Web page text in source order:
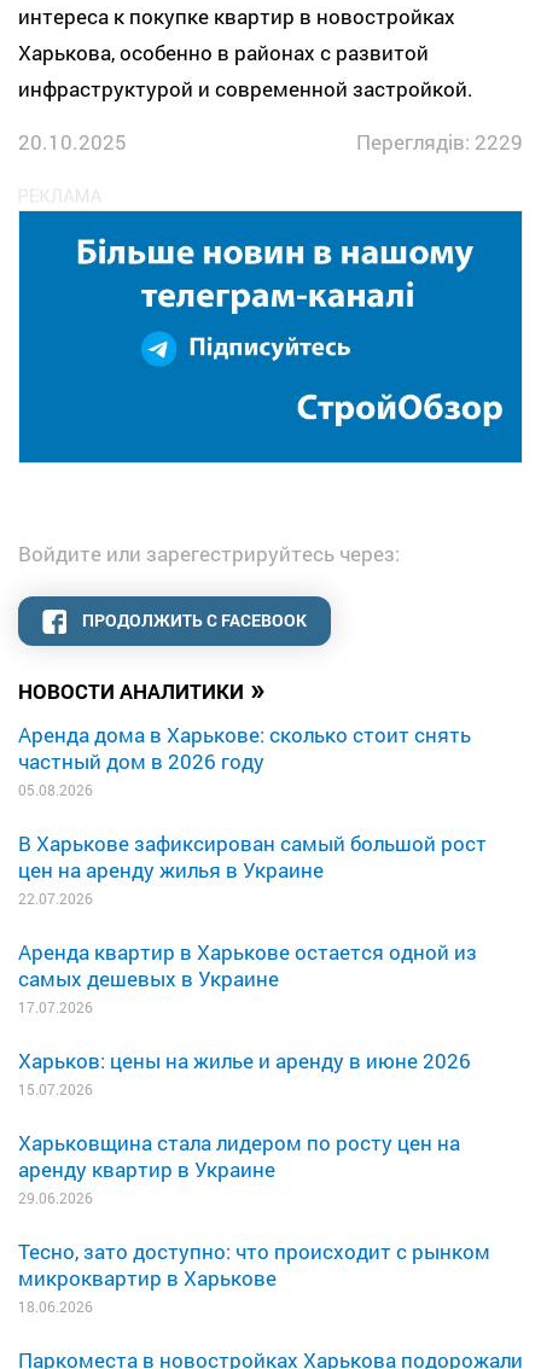
НОВОСТИ АНАЛИТИКИ »
Аренда дома в Харькове: сколько стоит снять
частный дом в 2026 году
05.08.2026
В Харькове зафиксирован самый большой рост
цен на аренду жилья в Украине
22.07.2026
Аренда квартир в Харькове остается одной из
самых дешевых в Украине
17.07.2026
Харьков: цены на жилье и аренду в июне 2026
15.07.2026
Харьковщина стала лидером по росту цен на
аренду квартир в Украине
29.06.2026
Тесно, зато доступно: что происходит с рынком
микроквартир в Харькове
18.06.2026
Паркоместа в новостройках Харькова подорожали
интереса к покупке квартир в новостройках
Харькова, особенно в районах с развитой
инфраструктурой и современной застройкой.
20.10.2025
Переглядів: 2229
Войдите или зарегестрируйтесь через:
ПРОДОЛЖИТЬ С FACEBOOK